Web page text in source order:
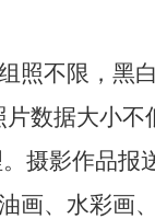
照不限，黑
数据大小
摄影作品报
画、水彩画